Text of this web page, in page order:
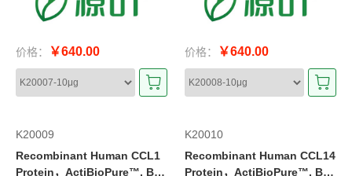
价格： ￥640.00 价格： ￥640.00
K20009
Recombinant Human CCL1
Protein，ActiBioPure™, Bio
K20010
Recombinant Human CCL14
Protein，ActiBioPure™, Bio